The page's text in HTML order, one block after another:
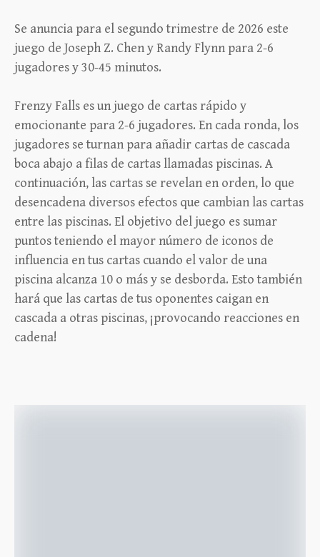
Se anuncia para el segundo trimestre de 2026 este
juego de Joseph Z. Chen y Randy Flynn para 2-6
jugadores y 30-45 minutos.
Frenzy Falls es un juego de cartas rápido y
emocionante para 2-6 jugadores. En cada ronda, los
jugadores se turnan para añadir cartas de cascada
boca abajo a filas de cartas llamadas piscinas. A
continuación, las cartas se revelan en orden, lo que
desencadena diversos efectos que cambian las cartas
entre las piscinas. El objetivo del juego es sumar
puntos teniendo el mayor número de iconos de
influencia en tus cartas cuando el valor de una
piscina alcanza 10 o más y se desborda. Esto también
hará que las cartas de tus oponentes caigan en
cascada a otras piscinas, ¡provocando reacciones en
cadena!